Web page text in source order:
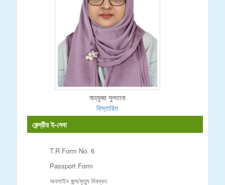
মাহফুজা সুলতানা
বিস্তারিত
কেন্দ্রীয় ই-সেবা
T.R Form No. 6
Passport Form
অনলাইন জন্ম/মৃত্যু নিবন্ধন